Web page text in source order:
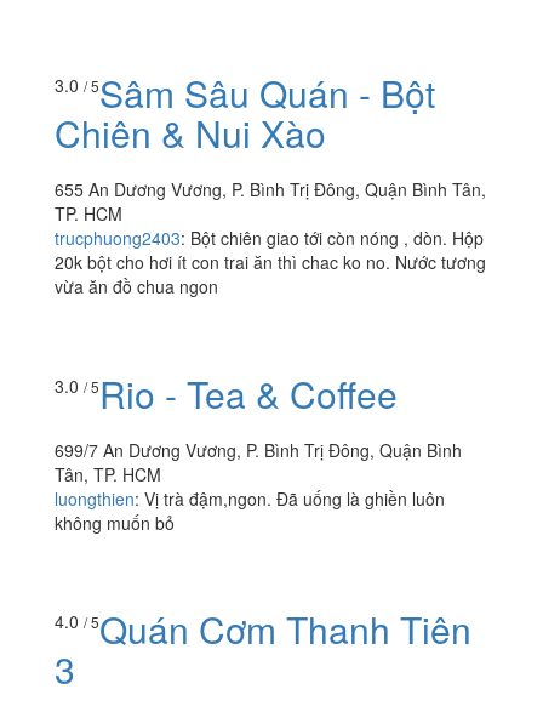
3.0 / 5Sâm Sâu Quán - Bột
Chiên & Nui Xào
655 An Dương Vương, P. Bình Trị Đông, Quận Bình Tân,
TP. HCM
trucphuong2403: Bột chiên giao tới còn nóng , dòn. Hộp
20k bột cho hơi ít con trai ăn thì chac ko no. Nước tương
vừa ăn đồ chua ngon
3.0 / 5Rio - Tea & Coffee
699/7 An Dương Vương, P. Bình Trị Đông, Quận Bình
Tân, TP. HCM
luongthien: Vị trà đậm,ngon. Đã uống là ghiền luôn
không muốn bỏ
4.0 / 5Quán Cơm Thanh Tiên
3